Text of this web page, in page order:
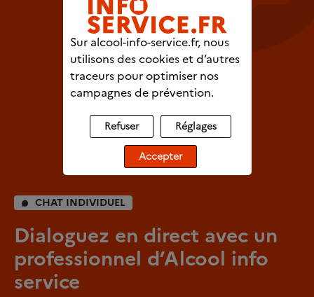
CHAT INDIVIDUEL
Dialoguez en direct avec un
professionnel d’Alcool info
service
Sur alcool-info-service.fr, nous
utilisons des cookies et d’autres
traceurs pour optimiser nos
campagnes de prévention.
Refuser Réglages
Accepter